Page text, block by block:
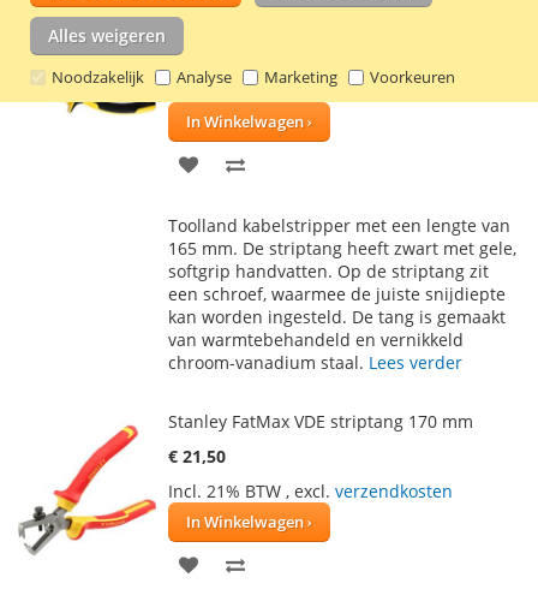
Alles weigeren
Noodzakelijk Analyse Marketing Voorkeuren
Kabelstripper 165 mm Toolland
€ 7,60
Incl. 21% BTW, excl.verzendkosten
In Winkelwagen
VOEG
AAN
VERLANGLIJST
TE
VERGELIJKEN
Toolland kabelstripper met een lengte van
165 mm. De striptang heeft zwart met gele,
softgrip handvatten. Op de striptang zit
een schroef, waarmee de juiste snijdiepte
kan worden ingesteld. De tang is gemaakt
van warmtebehandeld en vernikkeld
chroom-vanadium staal. Lees verder
Stanley FatMax VDE striptang 170 mm
€ 21,50
Incl. 21% BTW , excl. verzendkosten
In Winkelwagen
VOEG